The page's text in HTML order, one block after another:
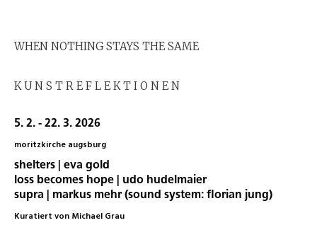
WHEN NOTHING STAYS THE SAME
K U N S T R E F L E K T I O N E N
5. 2. - 22. 3. 2026
moritzkirche augsburg
shelters | eva gold
loss becomes hope | udo hudelmaier
supra | markus mehr (sound system: florian jung)
Kuratiert von Michael Grau